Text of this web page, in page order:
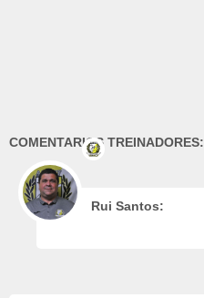
COMENTARIOS TREINADORES:
Rui Santos: